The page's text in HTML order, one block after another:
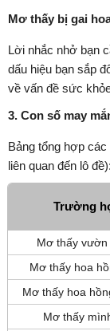
Mơ thấy bị gai
Lời nhắc nhở bạn
dấu hiệu bạn sắp
về vấn đề sức
3. Con số may
Bảng tổng hợp
liên quan đến lô đề):
Trường
Mơ thấy
Mơ thấy hoa
Mơ thấy hoa
Mơ thấy